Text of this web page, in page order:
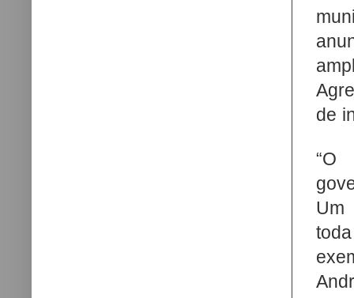
de
“O
Um